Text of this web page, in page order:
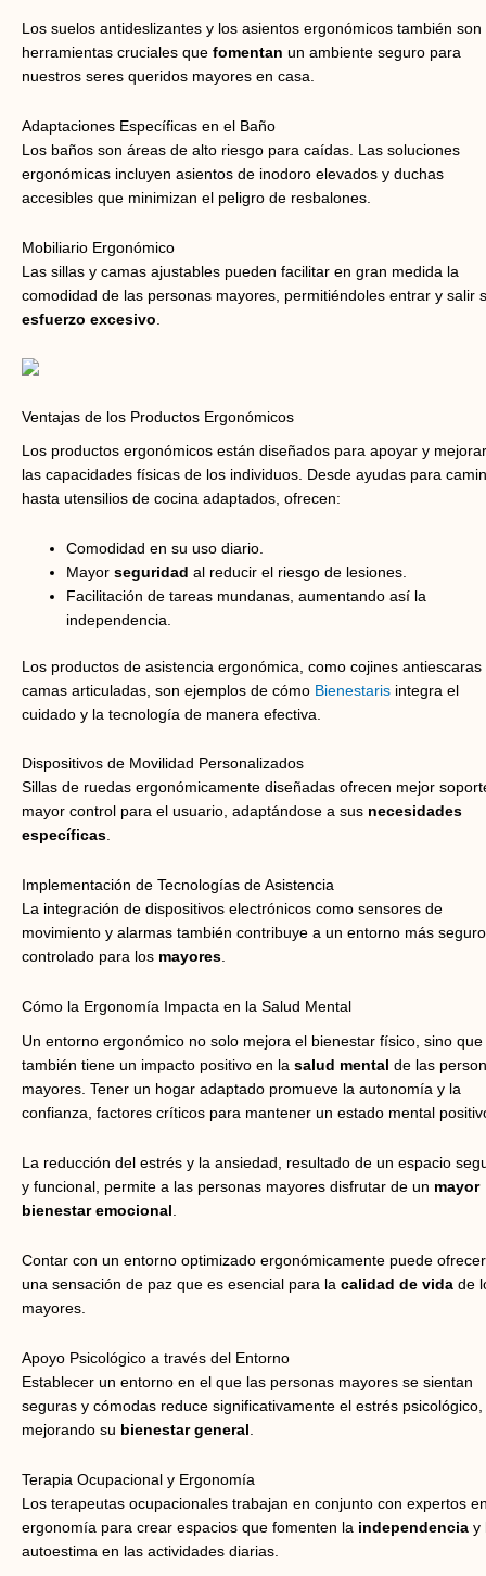
Los suelos antideslizantes y los asientos ergonómicos también son
herramientas cruciales que fomentan un ambiente seguro para
nuestros seres queridos mayores en casa.
Adaptaciones Específicas en el Baño
Los baños son áreas de alto riesgo para caídas. Las soluciones
ergonómicas incluyen asientos de inodoro elevados y duchas
accesibles que minimizan el peligro de resbalones.
Mobiliario Ergonómico
Las sillas y camas ajustables pueden facilitar en gran medida la
comodidad de las personas mayores, permitiéndoles entrar y salir
esfuerzo excesivo
Ventajas de los Productos Ergonómicos
Los productos ergonómicos están diseñados para apoyar y mejorar
las capacidades físicas de los individuos. Desde ayudas para
hasta utensilios de cocina adaptados, ofrecen:
Comodidad en su uso diario.
Mayorseguridad al reducir el riesgo de lesiones.
Facilitación de tareas mundanas, aumentando así la
independencia.
Los productos de asistencia ergonómica, como cojines antiescaras
camas articuladas, son ejemplos de cómo Bienestaris integra el
cuidado y la tecnología de manera efectiva.
Dispositivos de Movilidad Personalizados
Sillas de ruedas ergonómicamente diseñadas ofrecen mejor
mayor control para el usuario, adaptándose a sus necesidades
específicas.
Implementación de Tecnologías de Asistencia
La integración de dispositivos electrónicos como sensores de
movimiento y alarmas también contribuye a un entorno más
controlado para los mayores.
Cómo la Ergonomía Impacta en la Salud Mental
Un entorno ergonómico no solo mejora el bienestar físico, sino que
también tiene un impacto positivo en la salud mental de las
mayores. Tener un hogar adaptado promueve la autonomía y la
confianza, factores críticos para mantener un estado mental
La reducción del estrés y la ansiedad, resultado de un espacio
y funcional, permite a las personas mayores disfrutar de un mayor
bienestar emocional
Contar con un entorno optimizado ergonómicamente puede ofrecer
una sensación de paz que es esencial para la calidad de vida de
mayores.
Apoyo Psicológico a través del Entorno
Establecer un entorno en el que las personas mayores se sientan
seguras y cómodas reduce significativamente el estrés psicológico,
mejorando su bienestar general
Terapia Ocupacional y Ergonomía
Los terapeutas ocupacionales trabajan en conjunto con expertos
ergonomía para crear espacios que fomenten la independencia y
autoestima en las actividades diarias.